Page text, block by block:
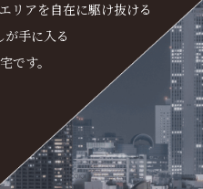
リアを自在に駆け抜ける
手に入る
です。